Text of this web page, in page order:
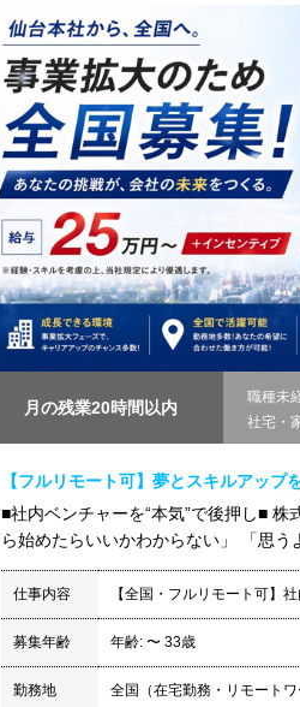
月の残業20時間以内
職種未
社宅・
【フルリモート可】夢とスキルアップ
■社内ベンチャーを“本気”で後押し■
ら始めたらいいかわからない」 「思う
仕事内容 【全国・フルリモート可】
募集年齢 年齢: 〜 33歳
勤務地 全国（在宅勤務・リモートワ